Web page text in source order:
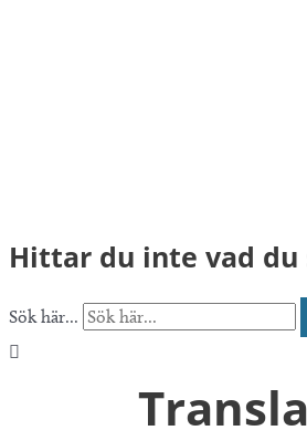
Hittar du inte vad du
Sök här...